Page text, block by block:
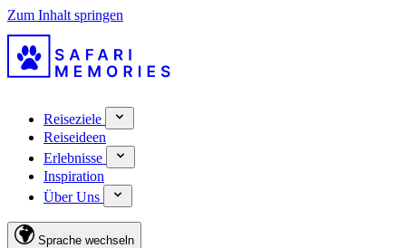
Zum Inhalt springen
Reiseziele
Reiseideen
Erlebnisse
Inspiration
Über Uns
Sprache wechseln